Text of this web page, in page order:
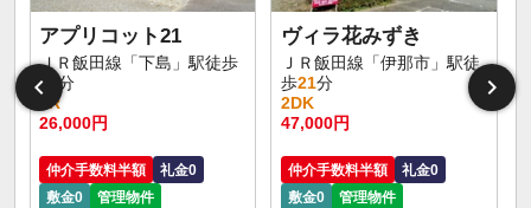
アプリコット21
ＪＲ飯田線「下島」駅徒歩
12 分
1R
26,000円
仲介手数料半額
礼金0
敷金0
管理物件
ヴィラ花みずき
ＪＲ飯田線「伊那市」駅徒
歩21分
2DK
47,000円
仲介手数料半額
礼金0
敷金0
管理物件